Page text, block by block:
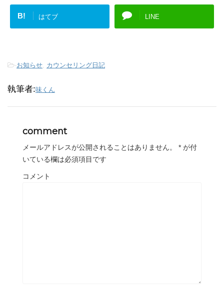
B! はてブ LINE
-お知らせ, カウンセリング日記
執筆者:味くん
comment
メールアドレスが公開されることはありません。 * が付
いている欄は必須項目です
コメント